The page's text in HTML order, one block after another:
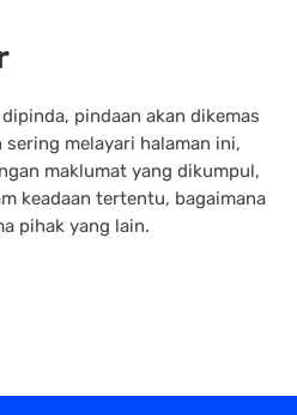
pindaan akan dikemas
melayari halaman ini,
maklumat yang dikumpul,
keadaan tertentu, bagaimana
pihak yang lain.